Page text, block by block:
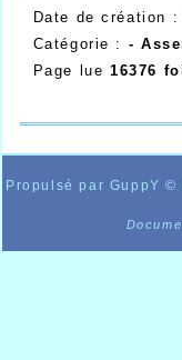
Date de création :
Catégorie : -
Page lue 16376
Propulsé par GuppY©